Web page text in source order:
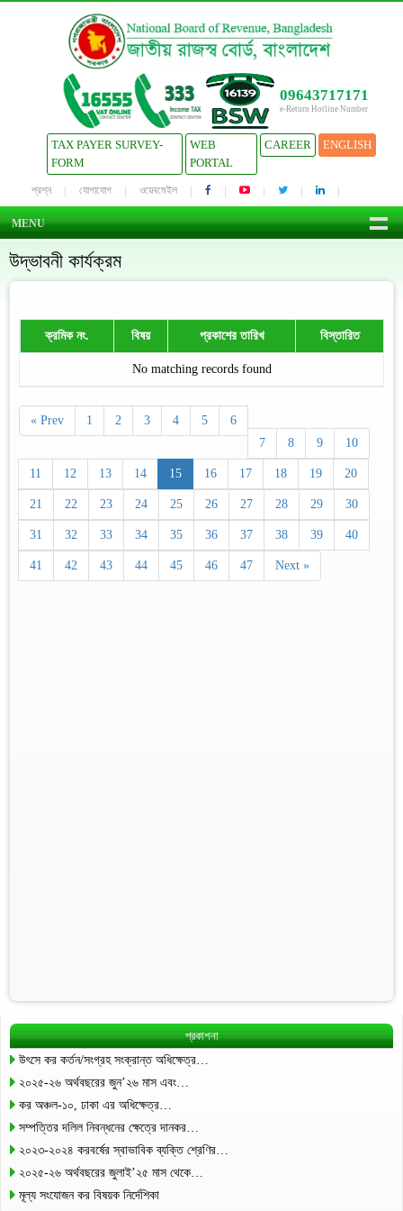
09643717171
e-Return Hotline Number
TAX PAYER SURVEY-
FORM
WEB
PORTAL
CAREER ENGLISH
প্রশ্ন যোগাযোগ ওয়েবমেইল
MENU
উদ্ভাবনী কার্যক্রম
ক্রমিক নং. বিষয় প্রকাশের তারিখ বিস্তারিত
No matching records found
« Prev 1 2 3 4 5
6
7
8 9 10
11 12 13 14 15 16 17 18 19 20
21 22 23 24 25 26 27 28 29 30
31 32 33 34 35 36 37 38 39 40
41 42 43 44 45 46 47 Next »
প্রকাশনা
উৎসে কর কর্তন/সংগ্রহ সংক্রান্ত অধিক্ষেত্র…
২০২৫-২৬ অর্থবছরের জুন’২৬ মাস এবং…
কর অঞ্চল-১০, ঢাকা এর অধিক্ষেত্র…
সম্পত্তির দলিল নিবন্ধনের ক্ষেত্রে দানকর…
২০২৩-২০২৪ করবর্ষের স্বাভাবিক ব্যক্তি শ্রেণির…
২০২৫-২৬ অর্থবছরের জুলাই’২৫ মাস থেকে…
মূল্য সংযোজন কর বিষয়ক নির্দেশিকা